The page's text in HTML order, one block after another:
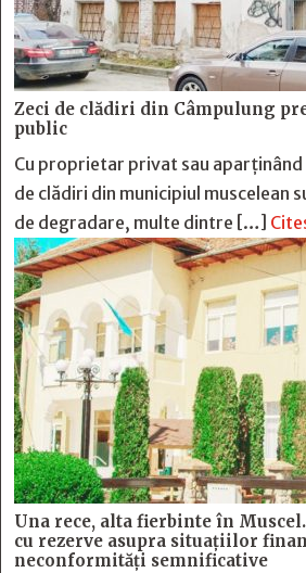
Zeci de clădiri din Câmpulung
public
Cu proprietar privat sau
de clădiri din municipiul muscelean
de degradare, multe dintre […]
Una rece, alta fierbinte în
cu rezerve asupra situaţiilor
neconformităţi semnificative